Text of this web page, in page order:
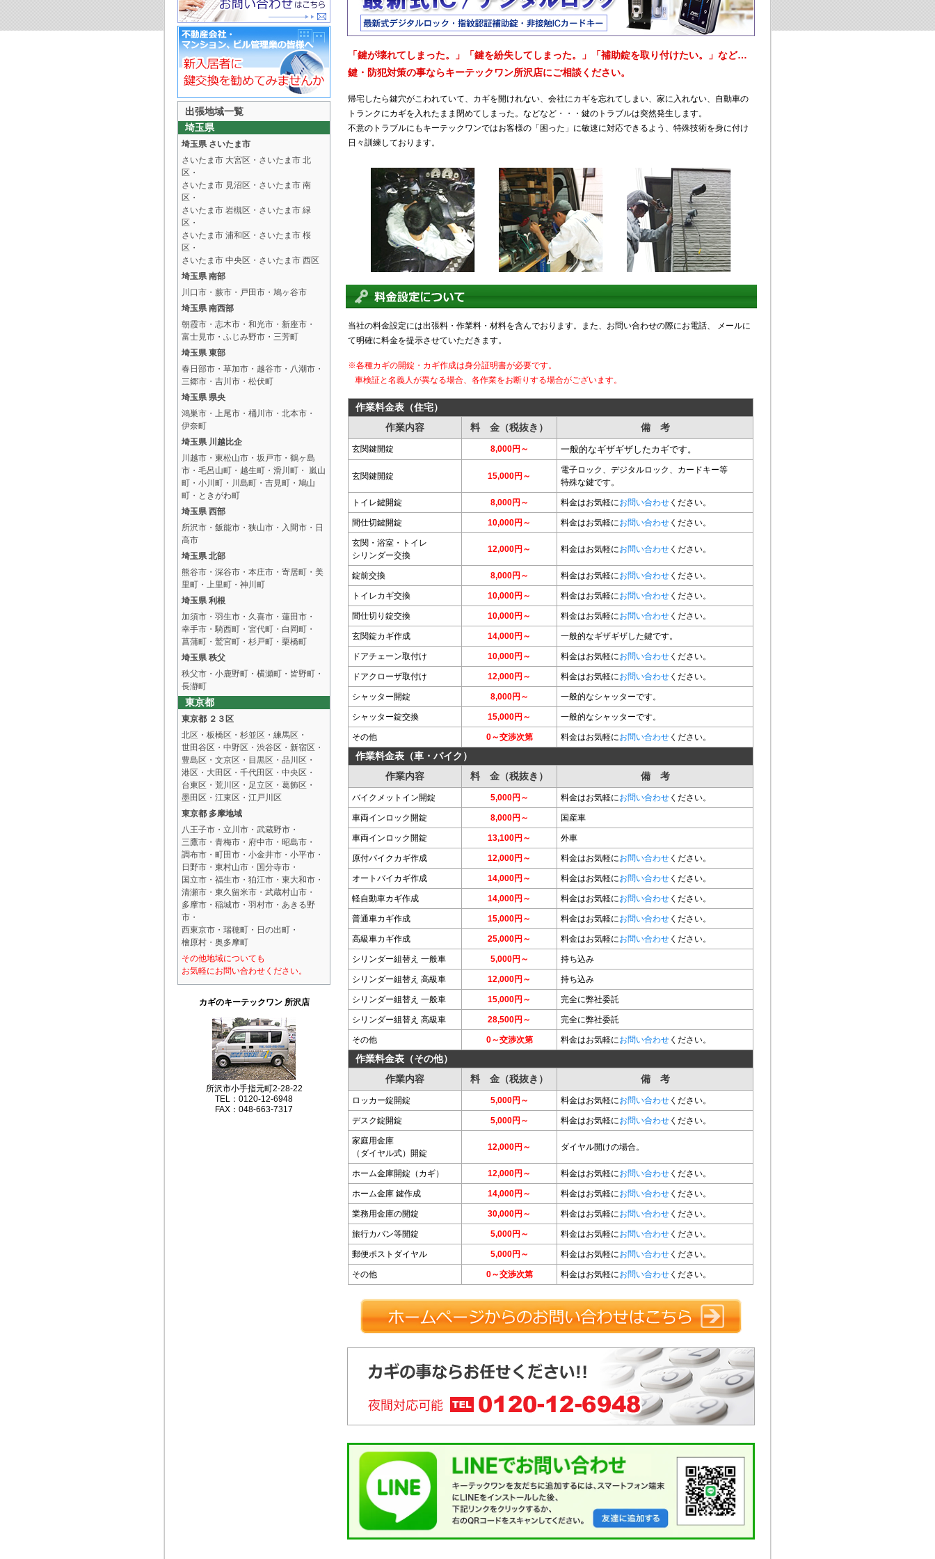
出張地域一覧
埼玉県
埼玉県 さいたま市
さいたま市 大宮区・さいたま市 北
区・
さいたま市 見沼区・さいたま市 南
区・
さいたま市 岩槻区・さいたま市 緑
区・
さいたま市 浦和区・さいたま市 桜
区・
さいたま市 中央区・さいたま市 西区
埼玉県 南部
川口市・蕨市・戸田市・鳩ヶ谷市
埼玉県 南西部
朝霞市・志木市・和光市・新座市・
富士見市・ふじみ野市・三芳町
埼玉県 東部
春日部市・草加市・越谷市・八潮市・
三郷市・吉川市・松伏町
埼玉県 県央
鴻巣市・上尾市・桶川市・北本市・
伊奈町
埼玉県 川越比企
川越市・東松山市・坂戸市・鶴ヶ島
市・毛呂山町・越生町・滑川町・ 嵐山
町・小川町・川島町・吉見町・鳩山
町・ときがわ町
埼玉県 西部
所沢市・飯能市・狭山市・入間市・日
高市
埼玉県 北部
熊谷市・深谷市・本庄市・寄居町・美
里町・上里町・神川町
埼玉県 利根
加須市・羽生市・久喜市・蓮田市・
幸手市・騎西町・宮代町・白岡町・
菖蒲町・鷲宮町・杉戸町・栗橋町
埼玉県 秩父
秩父市・小鹿野町・横瀬町・皆野町・
長瀞町
東京都
東京都 ２３区
北区・板橋区・杉並区・練馬区・
世田谷区・中野区・渋谷区・新宿区・
豊島区・文京区・目黒区・品川区・
港区・大田区・千代田区・中央区・
台東区・荒川区・足立区・葛飾区・
墨田区・江東区・江戸川区
東京都 多摩地域
八王子市・立川市・武蔵野市・
三鷹市・青梅市・府中市・昭島市・
調布市・町田市・小金井市・小平市・
日野市・東村山市・国分寺市・
国立市・福生市・狛江市・東大和市・
清瀬市・東久留米市・武蔵村山市・
多摩市・稲城市・羽村市・あきる野
市・
西東京市・瑞穂町・日の出町・
檜原村・奥多摩町
その他地域についても
お気軽にお問い合わせください。
カギのキーテックワン 所沢店
所沢市小手指元町2-28-22
TEL：0120-12-6948
FAX：048-663-7317
「鍵が壊れてしまった。」「鍵を紛失してしまった。」「補助錠を取り付けたい。」など…
鍵・防犯対策の事ならキーテックワン所沢店にご相談ください。
帰宅したら鍵穴がこわれていて、カギを開けれない、会社にカギを忘れてしまい、家に入れない、自動車の
トランクにカギを入れたまま閉めてしまった。などなど・・・鍵のトラブルは突然発生します。
不意のトラブルにもキーテックワンではお客様の「困った」に敏速に対応できるよう、特殊技術を身に付け
日々訓練しております。
当社の料金設定には出張料・作業料・材料を含んでおります。また、お問い合わせの際にお電話、 メールに
て明確に料金を提示させていただきます。
※各種カギの開錠・カギ作成は身分証明書が必要です。
車検証と名義人が異なる場合、各作業をお断りする場合がございます。
作業料金表（住宅）
作業内容
料 金（税抜き） 備 考
玄関鍵開錠 8,000円～ 一般的なギザギザしたカギです。
玄関鍵開錠 15,000円～
電子ロック、デジタルロック、カードキー等
特殊な鍵です。
トイレ鍵開錠 8,000円～ 料金はお気軽にお問い合わせ ください。
間仕切鍵開錠 10,000円～ 料金はお気軽にお問い合わせ ください。
玄関・浴室・トイレ
シリンダー交換
12,000円～ 料金はお気軽にお問い合わせ ください。
錠前交換 8,000円～ 料金はお気軽にお問い合わせ ください。
トイレカギ交換 10,000円～ 料金はお気軽にお問い合わせ ください。
間仕切り錠交換 10,000円～ 料金はお気軽にお問い合わせ ください。
玄関錠カギ作成 14,000円～ 一般的なギザギザした鍵です。
ドアチェーン取付け 10,000円～ 料金はお気軽にお問い合わせ ください。
ドアクローザ取付け 12,000円～ 料金はお気軽にお問い合わせ ください。
シャッター開錠 8,000円～ 一般的なシャッターです。
シャッター錠交換 15,000円～ 一般的なシャッターです。
その他 0～交渉次第 料金はお気軽にお問い合わせ ください。
作業料金表（車・バイク）
作業内容
料 金（税抜き） 備 考
バイクメットイン開錠 5,000円～ 料金はお気軽にお問い合わせ ください。
車両インロック開錠 8,000円～ 国産車
車両インロック開錠 13,100円～ 外車
原付バイクカギ作成 12,000円～ 料金はお気軽にお問い合わせ ください。
オートバイカギ作成 14,000円～ 料金はお気軽にお問い合わせ ください。
軽自動車カギ作成 14,000円～ 料金はお気軽にお問い合わせ ください。
普通車カギ作成 15,000円～ 料金はお気軽にお問い合わせ ください。
高級車カギ作成 25,000円～ 料金はお気軽にお問い合わせ ください。
シリンダー組替え 一般車 5,000円～ 持ち込み
シリンダー組替え 高級車 12,000円～ 持ち込み
シリンダー組替え 一般車 15,000円～ 完全に弊社委託
シリンダー組替え 高級車 28,500円～ 完全に弊社委託
その他 0～交渉次第 料金はお気軽にお問い合わせ ください。
作業料金表（その他）
作業内容
料 金（税抜き） 備 考
ロッカー錠開錠 5,000円～ 料金はお気軽にお問い合わせ ください。
デスク錠開錠 5,000円～ 料金はお気軽にお問い合わせ ください。
家庭用金庫
（ダイヤル式）開錠
12,000円～ ダイヤル開けの場合。
ホーム金庫開錠（カギ） 12,000円～ 料金はお気軽にお問い合わせ ください。
ホーム金庫 鍵作成 14,000円～ 料金はお気軽にお問い合わせ ください。
業務用金庫の開錠 30,000円～ 料金はお気軽にお問い合わせ ください。
旅行カバン等開錠 5,000円～ 料金はお気軽にお問い合わせ ください。
郵便ポストダイヤル 5,000円～ 料金はお気軽にお問い合わせ ください。
その他 0～交渉次第 料金はお気軽にお問い合わせ ください。